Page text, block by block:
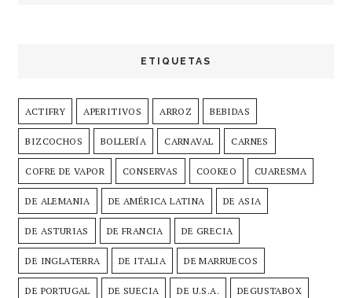
ETIQUETAS
ACTIFRY APERITIVOS ARROZ BEBIDAS
BIZCOCHOS BOLLERÍA CARNAVAL CARNES
COFRE DE VAPOR CONSERVAS COOKEO CUARESMA
DE ALEMANIA DE AMÉRICA LATINA DE ASIA
DE ASTURIAS DE FRANCIA DE GRECIA
DE INGLATERRA DE ITALIA DE MARRUECOS
DE PORTUGAL DE SUECIA DE U.S.A. DEGUSTABOX